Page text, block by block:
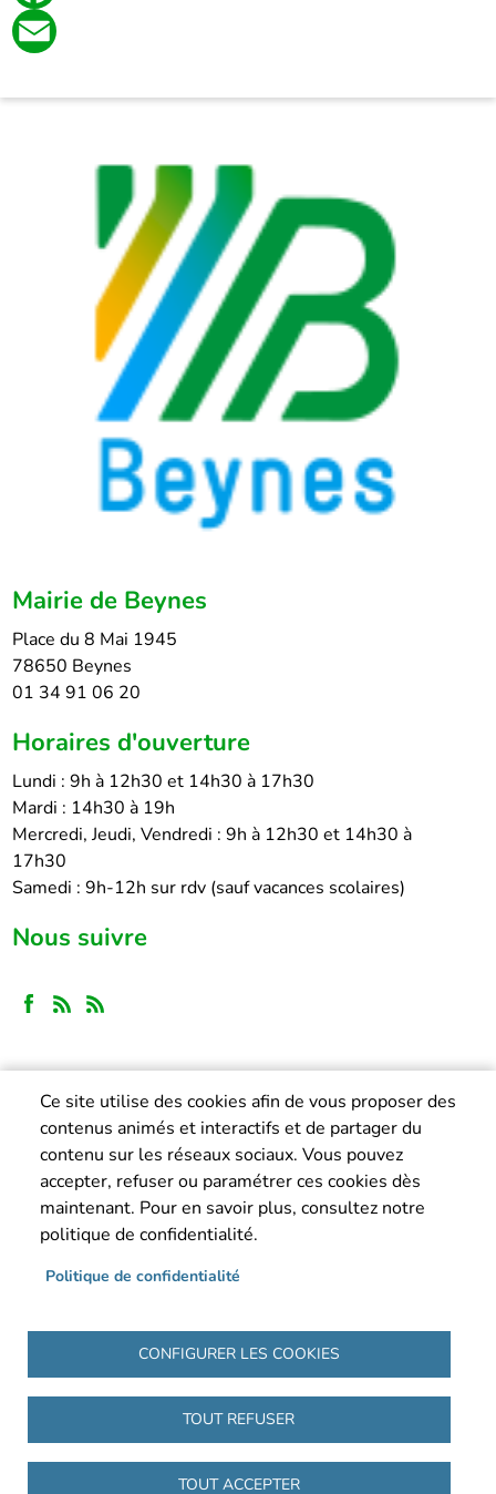
Facebook
Mairie de Beynes
Place du 8 Mai 1945
78650 Beynes
01 34 91 06 20
Horaires d'ouverture
Lundi : 9h à 12h30 et 14h30 à 17h30
Mardi : 14h30 à 19h
Mercredi, Jeudi, Vendredi : 9h à 12h30 et 14h30 à
17h30
Samedi : 9h-12h sur rdv (sauf vacances scolaires)
Nous suivre
Ce site utilise des cookies afin de vous proposer des
contenus animés et interactifs et de partager du
contenu sur les réseaux sociaux. Vous pouvez
accepter, refuser ou paramétrer ces cookies dès
maintenant. Pour en savoir plus, consultez notre
politique de confidentialité.
Politique de confidentialité
CONFIGURER LES COOKIES
TOUT REFUSER
TOUT ACCEPTER
Pied de page
Accueil Mentions légales Politique de confidentialité
Accessibilité : partiellement conforme